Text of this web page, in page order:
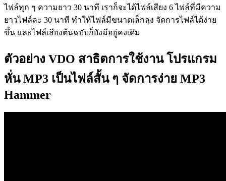
ไฟล์ทุก ๆ ความยาว 30 นาที เราก็จะได้ไฟล์เสียง 6 ไฟล์ที่มีความ
ยาวไฟล์ละ 30 นาที ทำให้ไฟล์มีขนาดเล็กลง จัดการไฟล์ได้ง่าย
ขึ้น และไฟล์เสียงต้นฉบับก็ยังมีอยู่คงเดิม
ตัวอย่าง VDO สาธิตการใช้งาน โปรแกรม
หั่น MP3 เป็นไฟล์สั้น ๆ จัดการง่าย MP3
Hammer